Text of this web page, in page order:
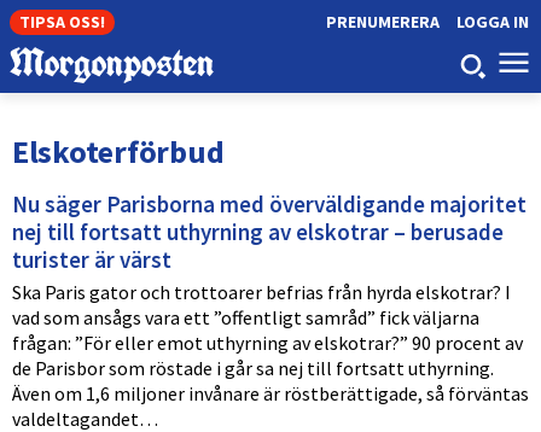
TIPSA OSS! LOGGA IN
PRENUMERERA
Elskoterförbud
Nu säger Parisborna med överväldigande majoritet
nej till fortsatt uthyrning av elskotrar – berusade
turister är värst
Ska Paris gator och trottoarer befrias från hyrda elskotrar? I
vad som ansågs vara ett ”offentligt samråd” fick väljarna
frågan: ”För eller emot uthyrning av elskotrar?” 90 procent av
de Parisbor som röstade i går sa nej till fortsatt uthyrning.
Även om 1,6 miljoner invånare är röstberättigade, så förväntas
valdeltagandet…